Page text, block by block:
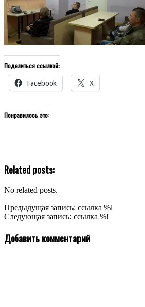
Поделиться ссылкой:
Facebook X
Понравилось это:
Related posts:
No related posts.
2019-
09-
Предыдущая запись: ссылка %l
Следующая запись: ссылка %l
Добавить комментарий